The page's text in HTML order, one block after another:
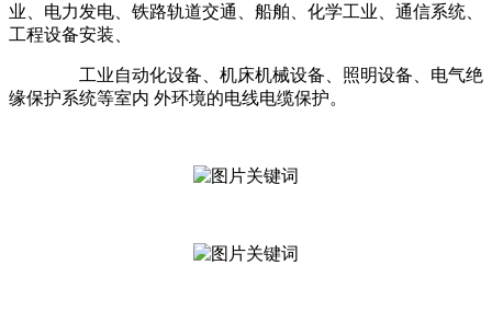
业、电力发电、铁路轨道交通、船舶、化学工业、通信系统、
工程设备安装、
工业自动化设备、机床机械设备、照明设备、电气绝
缘保护系统等室内 外环境的电线电缆保护。